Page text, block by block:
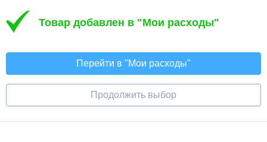
Товар добавлен в "Мои расходы"
Перейти в "Мои расходы"
Продолжить выбор